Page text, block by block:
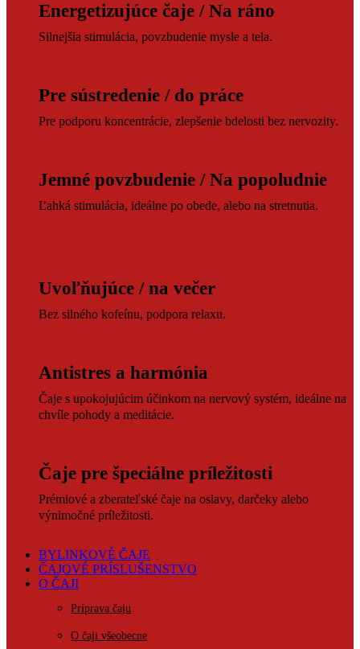
Energetizujúce čaje / Na ráno
Silnejšia stimulácia, povzbudenie mysle a tela.
Pre sústredenie / do práce
Pre podporu koncentrácie, zlepšenie bdelosti bez nervozity.
Jemné povzbudenie / Na popoludnie
Ľahká stimulácia, ideálne po obede, alebo na stretnutia.
Uvoľňujúce / na večer
Bez silného kofeínu, podpora relaxu.
Antistres a harmónia
Čaje s upokojujúcim účinkom na nervový systém, ideálne na
chvíle pohody a meditácie.
Čaje pre špeciálne príležitosti
Prémiové a zberateľské čaje na oslavy, darčeky alebo
výnimočné príležitosti.
BYLINKOVÉ ČAJE
ČAJOVÉ PRÍSLUŠENSTVO
O ČAJI
Príprava čaju
O čaji všeobecne